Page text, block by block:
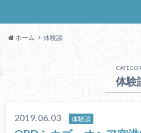
ホーム 体験談
体験
2019.06.03 体験談